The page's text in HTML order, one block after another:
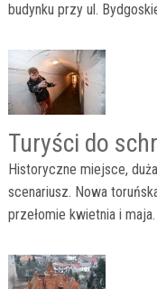
budynku przy ul.
Turyści do
Historyczne miejsce,
scenariusz. Nowa
przełomie kwietnia i maja.